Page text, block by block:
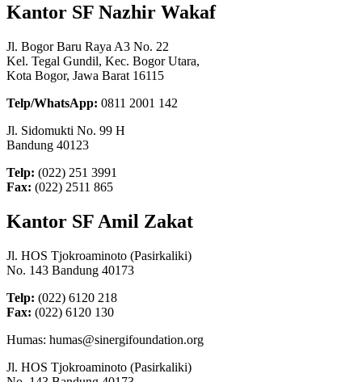
Kantor SF Nazhir Wakaf
Jl. Bogor Baru Raya A3 No. 22
Kel. Tegal Gundil, Kec. Bogor Utara,
Kota Bogor, Jawa Barat 16115
Telp/WhatsApp: 0811 2001 142
Jl. Sidomukti No. 99 H
Bandung 40123
Telp: (022) 251 3991
Fax: (022) 2511 865
Kantor SF Amil Zakat
Jl. HOS Tjokroaminoto (Pasirkaliki)
No. 143 Bandung 40173
Telp: (022) 6120 218
Fax: (022) 6120 130
Humas: humas@sinergifoundation.org
Jl. HOS Tjokroaminoto (Pasirkaliki)